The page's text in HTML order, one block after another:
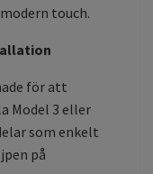
touch.
för att
Model 3 eller
som enkelt
på